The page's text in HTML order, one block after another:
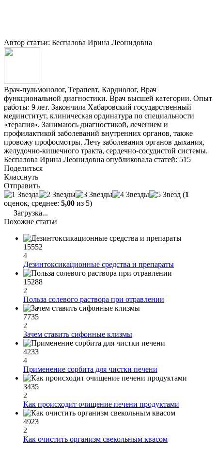
Автор статьи: Беспалова Ирина Леонидовна
Врач-пульмонолог, Терапевт, Кардиолог, Врач
функциональной диагностики. Врач высшей категории. Опыт
работы: 9 лет. Закончила Хабаровский государственный
мединститут, клиническая ординатура по специальности
«терапия». Занимаюсь диагностикой, лечением и
профилактикой заболеваний внутренних органов, также
провожу профосмотры. Лечу заболевания органов дыхания,
желудочно-кишечного тракта, сердечно-сосудистой системы.
Беспалова Ирина Леонидовна опубликовала статей: 515
Поделиться
Класснуть
Отправить
(1
оценок, среднее: 5,00 из 5)
Загрузка...
Похожие статьи
15552
4
Дезинтоксикационные средства и препараты
15288
2
Польза солевого раствора при отравлении
7735
2
Зачем ставить сифонные клизмы
4233
4
Применение сорбита для чистки печени
3435
2
Как происходит очищение печени продуктами
4923
2
Как очистить организм свекольным квасом